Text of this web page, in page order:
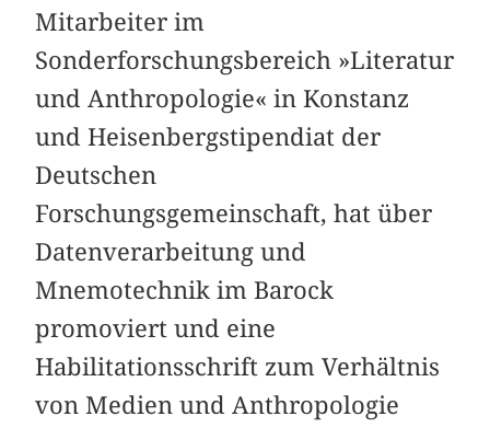
Mitarbeiter im
Sonderforschungsbereich »Literatur
und Anthropologie« in Konstanz
und Heisenbergstipendiat der
Deutschen
Forschungsgemeinschaft, hat über
Datenverarbeitung und
Mnemotechnik im Barock
promoviert und eine
Habilitationsschrift zum Verhältnis
von Medien und Anthropologie